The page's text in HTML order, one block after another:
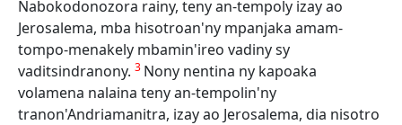
Nabokodonozora rainy, teny an-tempoly izay ao
Jerosalema, mba hisotroan'ny mpanjaka amam-
tompo-menakely mbamin'ireo vadiny sy
vaditsindranony. 3 Nony nentina ny kapoaka
volamena nalaina teny an-tempolin'ny
tranon'Andriamanitra, izay ao Jerosalema, dia nisotro